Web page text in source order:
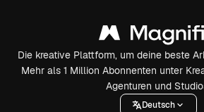
Die kreative Plattform, um deine beste
Mehr als 1 Million Abonnenten unter
Agenturen und
Deutsch